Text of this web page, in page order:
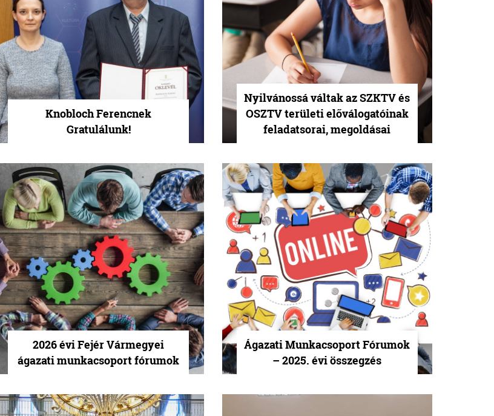
Knobloch Ferencnek
Gratulálunk!
Nyilvánossá váltak az SZKTV és
OSZTV területi előválogatóinak
feladatsorai, megoldásai
2026 évi Fejér Vármegyei
ágazati munkacsoport fórumok
Ágazati Munkacsoport Fórumok
– 2025. évi összegzés